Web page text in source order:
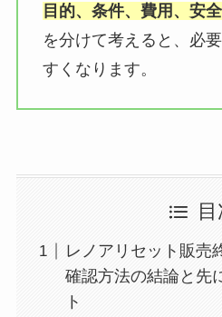
目的、条件、費用、安
を分けて考えると、必
すくなります。
レノアリセット販売
確認方法の結論と先
ト